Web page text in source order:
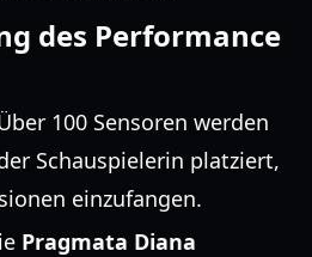
des Performance
100 Sensoren werden
Schauspielerin platziert,
einzufangen.
Pragmata Diana